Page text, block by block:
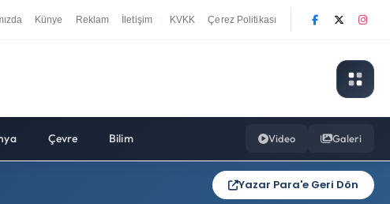
Künye Reklam İletişim KVKK Çerez Politikası
Çevre Bilim Video Galeri
Yazar Para'e Geri Dön